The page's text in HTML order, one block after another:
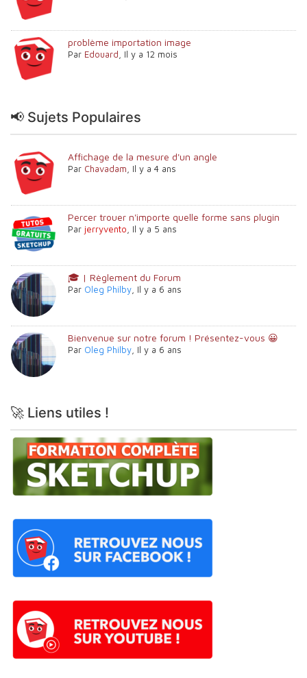
problème importation image
Par Edouard, Il y a 12 mois
📢 Sujets Populaires
Affichage de la mesure d'un angle
Par Chavadam, Il y a 4 ans
Percer trouer n'importe quelle forme sans plugin
Par jerryvento Il y a 5 ans
🎓 | Règlement du Forum
Par Oleg Philby Il y a 6 ans
Bienvenue sur notre forum ! Présentez-vous 😀
Par Oleg Philby Il y a 6 ans
🚀 Liens utiles !